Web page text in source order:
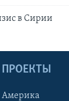
в Сирии
ПРОЕКТЫ
Америка